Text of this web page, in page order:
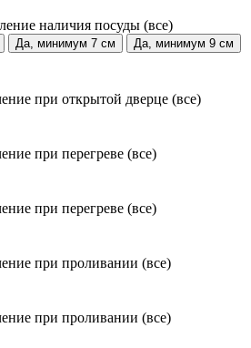
наличия посуды (все)
Да, минимум 7 см
Да, минимум 9 см
при открытой дверце (все)
при перегреве (все)
при перегреве (все)
при проливании (все)
при проливании (все)